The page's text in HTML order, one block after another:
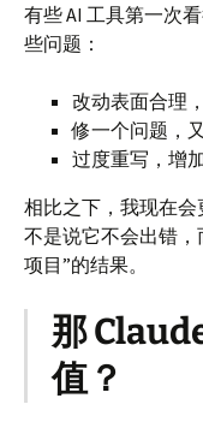
有些 AI 工具第一次
些问题：
改动表面合理
修一个问题，
过度重写，增
相比之下，我现在会
不是说它不会出错
项目”的结果。
那
值？